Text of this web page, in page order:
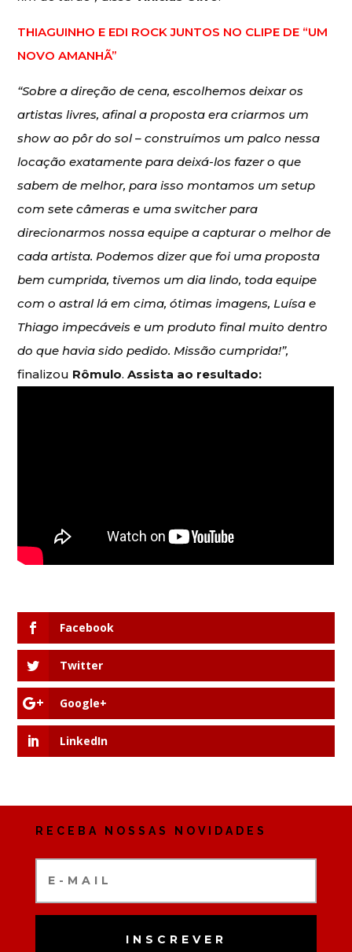
⁠THIAGUINHO E EDI ROCK JUNTOS NO CLIPE DE “UM
NOVO AMANHÃ”
“Sobre a direção de cena, escolhemos deixar os
artistas livres, afinal a proposta era criarmos um
show ao pôr do sol – construímos um palco nessa
locação exatamente para deixá-los fazer o que
sabem de melhor, para isso montamos um setup
com sete câmeras e uma switcher para
direcionarmos nossa equipe a capturar o melhor de
cada artista. Podemos dizer que foi uma proposta
bem cumprida, tivemos um dia lindo, toda equipe
com o astral lá em cima, ótimas imagens, Luísa e
Thiago impecáveis e um produto final muito dentro
do que havia sido pedido. Missão cumprida!”,
finalizou Rômulo.Assista ao resultado:
Facebook
Twitter
Google+
LinkedIn
RECEBA NOSSAS NOVIDADES
INSCREVER